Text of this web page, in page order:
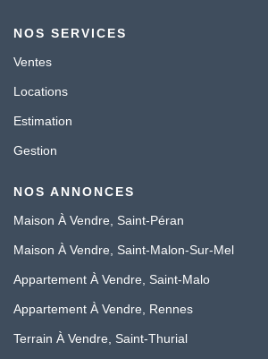
NOS SERVICES
Ventes
Locations
Estimation
Gestion
NOS ANNONCES
Maison À Vendre, Saint-Péran
Maison À Vendre, Saint-Malon-Sur-Mel
Appartement À Vendre, Saint-Malo
Appartement À Vendre, Rennes
Terrain À Vendre, Saint-Thurial